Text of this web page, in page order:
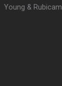
Young & Rubicam